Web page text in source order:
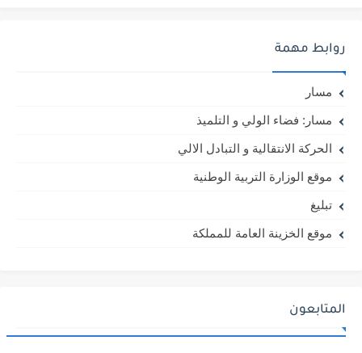
روابط مهمة
مسار
مسار: فضاء الولي و التلميذ
الحركة الانتقالية و التبادل الالي
موقع الوزارة التربية الوطنية
تبليغ
موقع الخزينة العامة للمملكة
المتابعون